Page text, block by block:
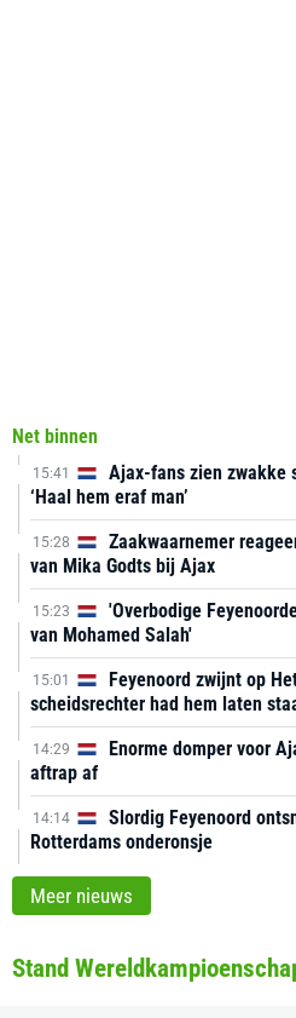
Net binnen
15:41
Ajax-fans zien zwakke
‘Haal hem eraf man’
15:28
Zaakwaarnemer
van Mika Godts bij Ajax
15:23
'Overbodige
van Mohamed Salah'
15:01
Feyenoord zwijnt op
scheidsrechter had hem laten
14:29
Enorme domper voor
aftrap af
14:14
Slordig Feyenoord
Rotterdams onderonsje
Meer nieuws
Stand